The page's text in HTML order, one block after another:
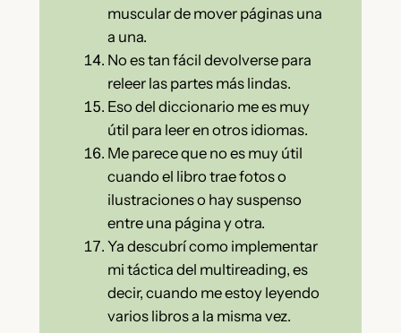
muscular de mover páginas una
a una.
No es tan fácil devolverse para
releer las partes más lindas.
Eso del diccionario me es muy
útil para leer en otros idiomas.
Me parece que no es muy útil
cuando el libro trae fotos o
ilustraciones o hay suspenso
entre una página y otra.
Ya descubrí como implementar
mi táctica del multireading, es
decir, cuando me estoy leyendo
varios libros a la misma vez.